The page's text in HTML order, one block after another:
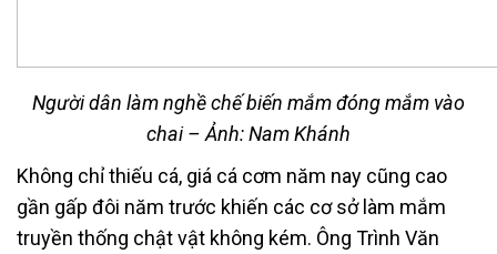
Người dân làm nghề chế biến mắm đóng mắm vào
chai – Ảnh: Nam Khánh
Không chỉ thiếu cá, giá cá cơm năm nay cũng cao
gần gấp đôi năm trước khiến các cơ sở làm mắm
truyền thống chật vật không kém. Ông Trình Văn